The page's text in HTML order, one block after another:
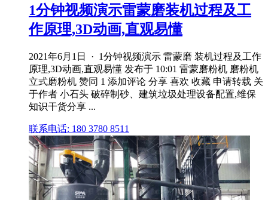
1分钟视频演示雷蒙磨装机过程及工
作原理,3D动画,直观易懂
2021年6月1日 · 1分钟视频演示 雷蒙磨 装机过程及工作
原理,3D动画,直观易懂 发布于 10:01 雷蒙磨粉机 磨粉机
立式磨粉机 赞同 1 添加评论 分享 喜欢 收藏 申请转载 关
于作者 小石头 破碎制砂、建筑垃圾处理设备配置,维保
知识干货分享 ...
联系电话: 180 3780 8511